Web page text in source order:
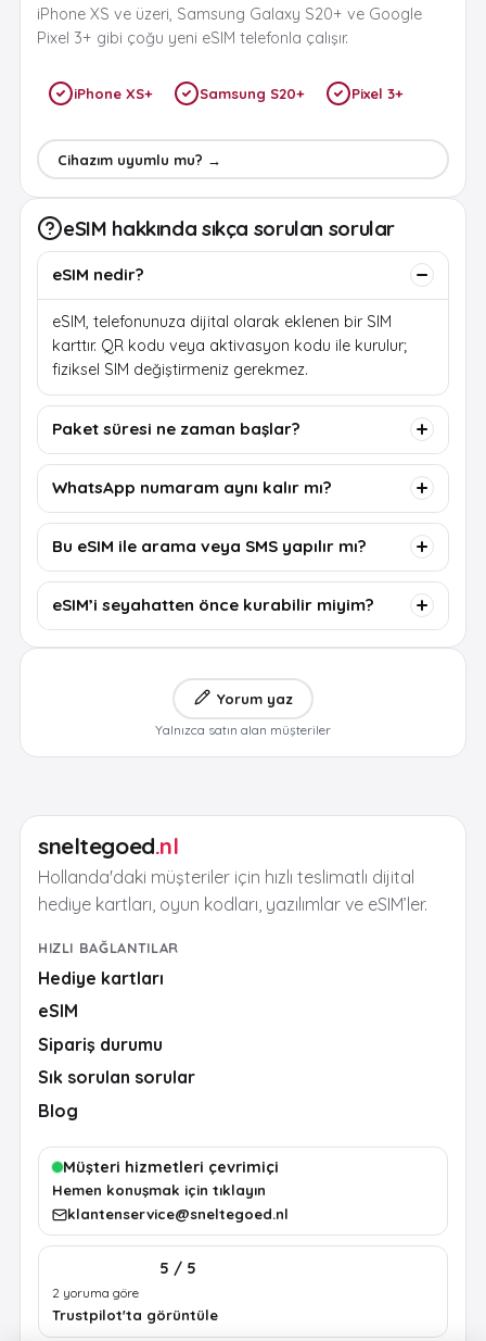
iPhone XS ve üzeri, Samsung Galaxy S20+ ve Google
Pixel 3+ gibi çoğu yeni eSIM telefonla çalışır.
iPhone XS+ Samsung S20+ Pixel 3+
Cihazım uyumlu mu? →
eSIM hakkında sıkça sorulan sorular
eSIM nedir?
eSIM, telefonunuza dijital olarak eklenen bir SIM
karttır. QR kodu veya aktivasyon kodu ile kurulur;
fiziksel SIM değiştirmeniz gerekmez.
Paket süresi ne zaman başlar?
WhatsApp numaram aynı kalır mı?
Bu eSIM ile arama veya SMS yapılır mı?
eSIM’i seyahatten önce kurabilir miyim?
Yorum yaz
Yalnızca satın alan müşteriler
sneltegoed.nl
Hollanda'daki müşteriler için hızlı teslimatlı dijital
hediye kartları, oyun kodları, yazılımlar ve eSIM’ler.
HIZLI BAĞLANTILAR
Hediye kartları
eSIM
Sipariş durumu
Sık sorulan sorular
Blog
Müşteri hizmetleri çevrimiçi
Hemen konuşmak için tıklayın
klantenservice@sneltegoed.nl
5 / 5
2 yoruma göre
Trustpilot'ta görüntüle